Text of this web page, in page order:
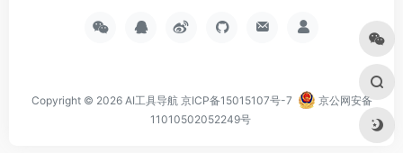
Copyright © 2026 AI工具导航 京ICP备15015107号-7
京公网安备
11010502052249号